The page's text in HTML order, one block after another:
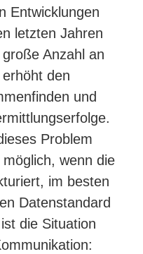
Entwicklungen
letzten Jahren
Anzahl an
den
und
Problem
wenn die
im besten
Datenstandard
die Situation